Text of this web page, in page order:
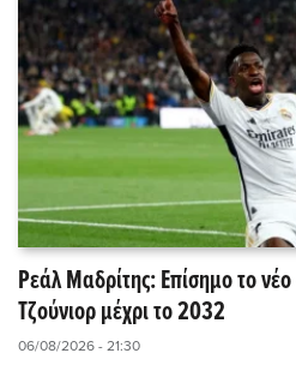
Ρεάλ Μαδρίτης: Επίσημο το νέο
Τζούνιορ μέχρι το 2032
06/08/2026 - 21:30